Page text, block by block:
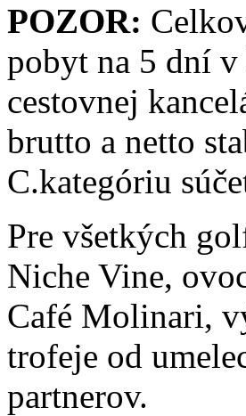
POZOR:
pobyt na 5 dní
cestovnej
brutto a netto
C.kategóriu
Pre všetkých
Niche Vine,
Café Molinari,
trofeje od
partnerov.